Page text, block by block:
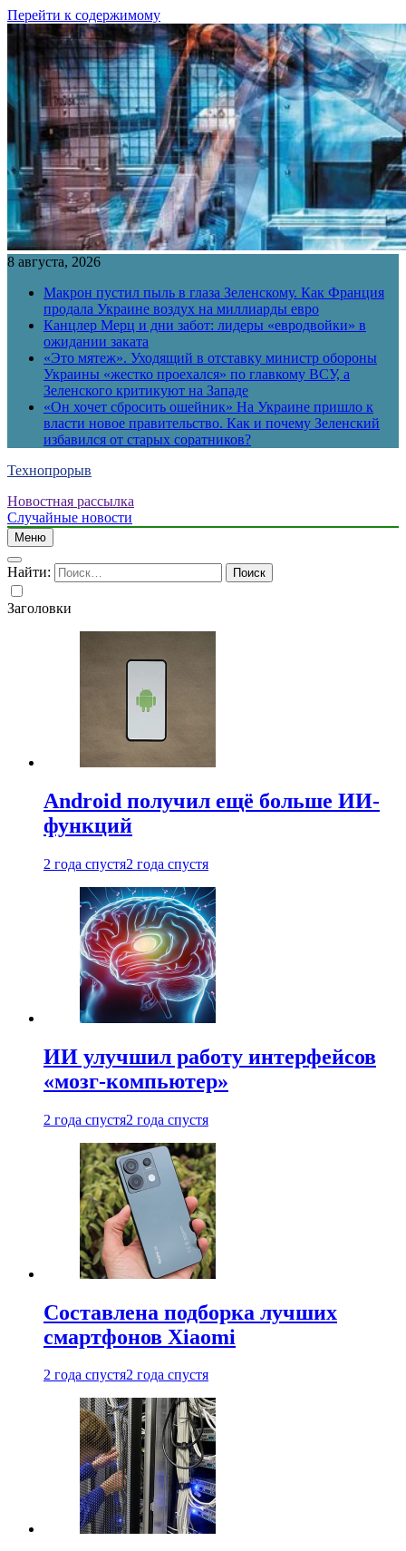
Перейти к содержимому
8 августа, 2026
Макрон пустил пыль в глаза Зеленскому. Как Франция
продала Украине воздух на миллиарды евро
Канцлер Мерц и дни забот: лидеры «евродвойки» в
ожидании заката
«Это мятеж». Уходящий в отставку министр обороны
Украины «жестко проехался» по главкому ВСУ, а
Зеленского критикуют на Западе
«Он хочет сбросить ошейник» На Украине пришло к
власти новое правительство. Как и почему Зеленский
избавился от старых соратников?
Технопрорыв
Новостная рассылка
Случайные новости
Меню
Найти:
Заголовки
Android получил ещё больше ИИ-
функций
2 года спустя2 года спустя
ИИ улучшил работу интерфейсов
«мозг-компьютер»
2 года спустя2 года спустя
Составлена подборка лучших
смартфонов Xiaomi
2 года спустя2 года спустя